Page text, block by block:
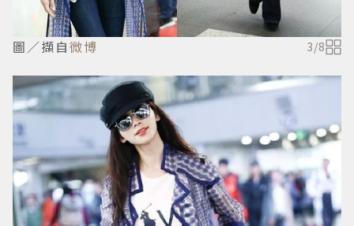
圖／擷自微博 3/8